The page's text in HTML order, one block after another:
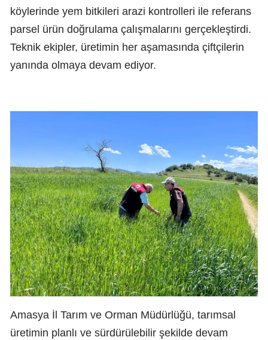
köylerinde yem bitkileri arazi kontrolleri ile referans
parsel ürün doğrulama çalışmalarını gerçekleştirdi.
Teknik ekipler, üretimin her aşamasında çiftçilerin
yanında olmaya devam ediyor.
Amasya İl Tarım ve Orman Müdürlüğü, tarımsal
üretimin planlı ve sürdürülebilir şekilde devam